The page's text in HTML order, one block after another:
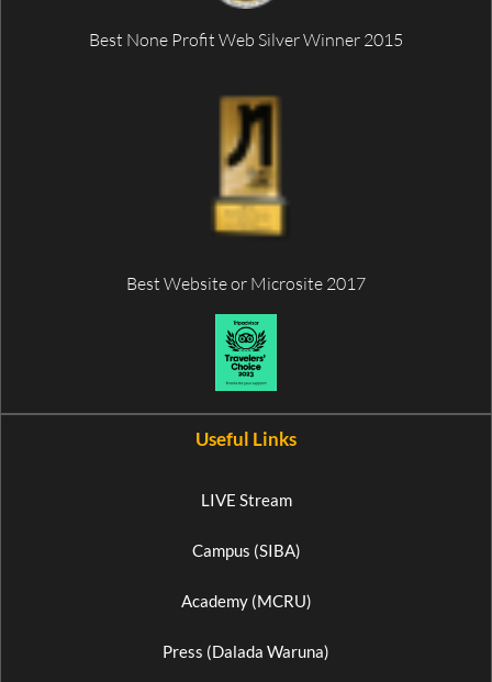
Best None Profit Web Silver Winner 2015
Best Website or Microsite 2017
Useful Links
LIVE Stream
Campus (SIBA)
Academy (MCRU)
Press (Dalada Waruna)